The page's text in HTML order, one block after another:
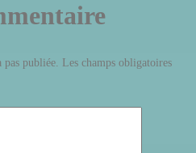
pas publiée. Les champs obligatoires